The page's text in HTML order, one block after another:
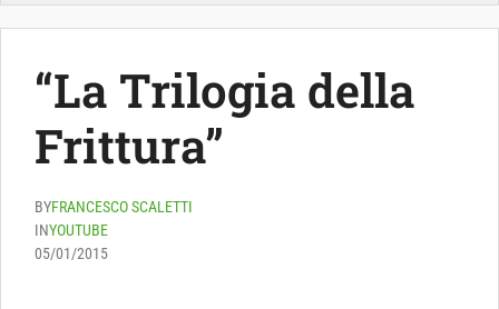
“La Trilogia della
Frittura”
BYFRANCESCO SCALETTI
INYOUTUBE
05/01/2015